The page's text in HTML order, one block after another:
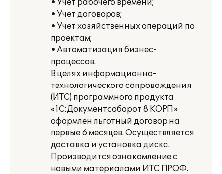
• Учет рабочего времени;
• Учет договоров;
• Учет хозяйственных операций по
проектам;
• Автоматизация бизнес-
процессов.
В целях информационно-
технологического сопровождения
(ИТС) программного продукта
«1С:Документооборот 8 КОРП»
оформлен льготный договор на
первые 6 месяцев. Осуществляется
доставка и установка диска.
Производится ознакомление с
новыми материалами ИТС ПРОФ.